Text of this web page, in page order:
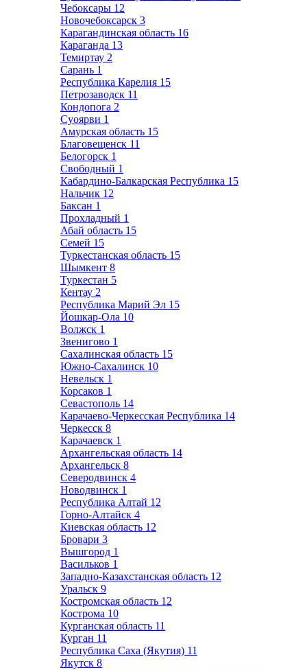
Чебоксары 12
Новочебоксарск 3
Карагандинская область 16
Караганда 13
Темиртау 2
Сарань 1
Республика Карелия 15
Петрозаводск 11
Кондопога 2
Суоярви 1
Амурская область 15
Благовещенск 11
Белогорск 1
Свободный 1
Кабардино-Балкарская Республика 15
Нальчик 12
Баксан 1
Прохладный 1
Абай область 15
Семей 15
Туркестанская область 15
Шымкент 8
Туркестан 5
Кентау 2
Республика Марий Эл 15
Йошкар-Ола 10
Волжск 1
Звенигово 1
Сахалинская область 15
Южно-Сахалинск 10
Невельск 1
Корсаков 1
Севастополь 14
Карачаево-Черкесская Республика 14
Черкесск 8
Карачаевск 1
Архангельская область 14
Архангельск 8
Северодвинск 4
Новодвинск 1
Республика Алтай 12
Горно-Алтайск 4
Киевская область 12
Бровари 3
Вышгород 1
Васильков 1
Западно-Казахстанская область 12
Уральск 9
Костромская область 12
Кострома 10
Курганская область 11
Курган 11
Республика Саха (Якутия) 11
Якутск 8